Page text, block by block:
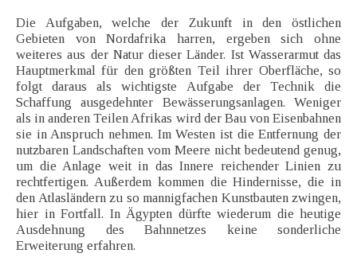
Die Aufgaben, welche der Zukunft in den östlichen
Gebieten von Nordafrika harren, ergeben sich ohne
weiteres aus der Natur dieser Länder. Ist Wasserarmut das
Hauptmerkmal für den größten Teil ihrer Oberfläche, so
folgt daraus als wichtigste Aufgabe der Technik die
Schaffung ausgedehnter Bewässerungsanlagen. Weniger
als in anderen Teilen Afrikas wird der Bau von Eisenbahnen
sie in Anspruch nehmen. Im Westen ist die Entfernung der
nutzbaren Landschaften vom Meere nicht bedeutend genug,
um die Anlage weit in das Innere reichender Linien zu
rechtfertigen. Außerdem kommen die Hindernisse, die in
den Atlasländern zu so mannigfachen Kunstbauten zwingen,
hier in Fortfall. In Ägypten dürfte wiederum die heutige
Ausdehnung des Bahnnetzes keine sonderliche
Erweiterung erfahren.